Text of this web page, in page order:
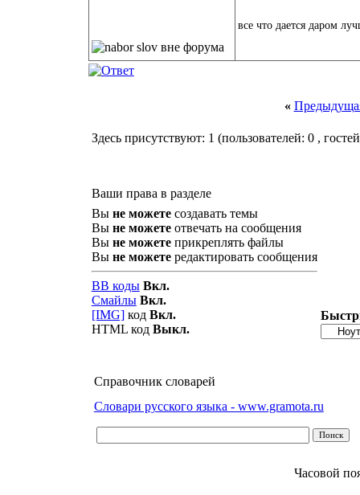
все что дается даром
«
Здесь присутствуют: 1 (пользователей: 0 ,
Ваши права в разделе
Вы не можетесоздавать темы
Вы не можетеотвечать на сообщения
Вы не можетеприкреплять файлы
Вы не можетередактировать сообщения
BB коды Вкл.
Смайлы Вкл.
[IMG]код Вкл.
HTML код Выкл.
Справочник словарей
Словари русского языка - www.gramota.ru
Часовой